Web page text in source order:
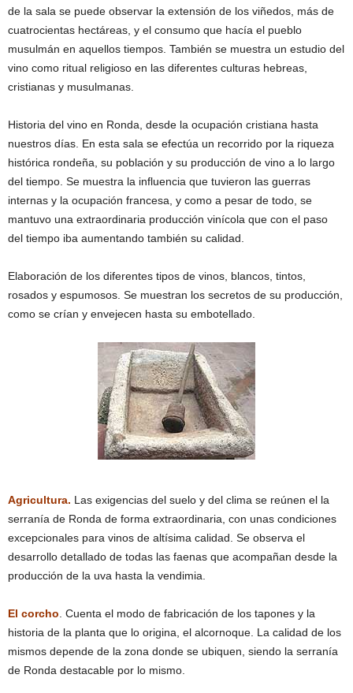
de la sala se puede observar la extensión de los viñedos, más de
cuatrocientas hectáreas, y el consumo que hacía el pueblo
musulmán en aquellos tiempos. También se muestra un estudio del
vino como ritual religioso en las diferentes culturas hebreas,
cristianas y musulmanas.
Historia del vino en Ronda, desde la ocupación cristiana hasta
nuestros días. En esta sala se efectúa un recorrido por la riqueza
histórica rondeña, su población y su producción de vino a lo largo
del tiempo. Se muestra la influencia que tuvieron las guerras
internas y la ocupación francesa, y como a pesar de todo, se
mantuvo una extraordinaria producción vinícola que con el paso
del tiempo iba aumentando también su calidad.
Elaboración de los diferentes tipos de vinos, blancos, tintos,
rosados y espumosos. Se muestran los secretos de su producción,
como se crían y envejecen hasta su embotellado.
Agricultura. Las exigencias del suelo y del clima se reúnen el la
serranía de Ronda de forma extraordinaria, con unas condiciones
excepcionales para vinos de altísima calidad. Se observa el
desarrollo detallado de todas las faenas que acompañan desde la
producción de la uva hasta la vendimia.
El corcho. Cuenta el modo de fabricación de los tapones y la
historia de la planta que lo origina, el alcornoque. La calidad de los
mismos depende de la zona donde se ubiquen, siendo la serranía
de Ronda destacable por lo mismo.